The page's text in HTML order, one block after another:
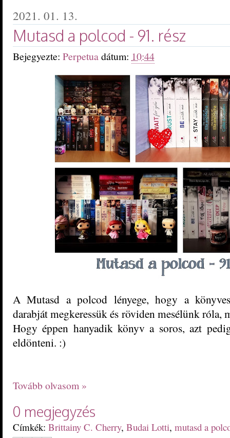
2021. 01. 13.
Mutasd a polcod - 91. rész
Bejegyezte: Perpetuadátum: 10:44
A Mutasd a polcod lényege, hogy a
darabját megkeressük és röviden mesélünk róla,
Hogy éppen hanyadik könyv a soros, azt
eldönteni. :)
Tovább olvasom »
0 megjegyzés
Címkék: Brittainy C. Cherry, Budai Lotti, mutasd a